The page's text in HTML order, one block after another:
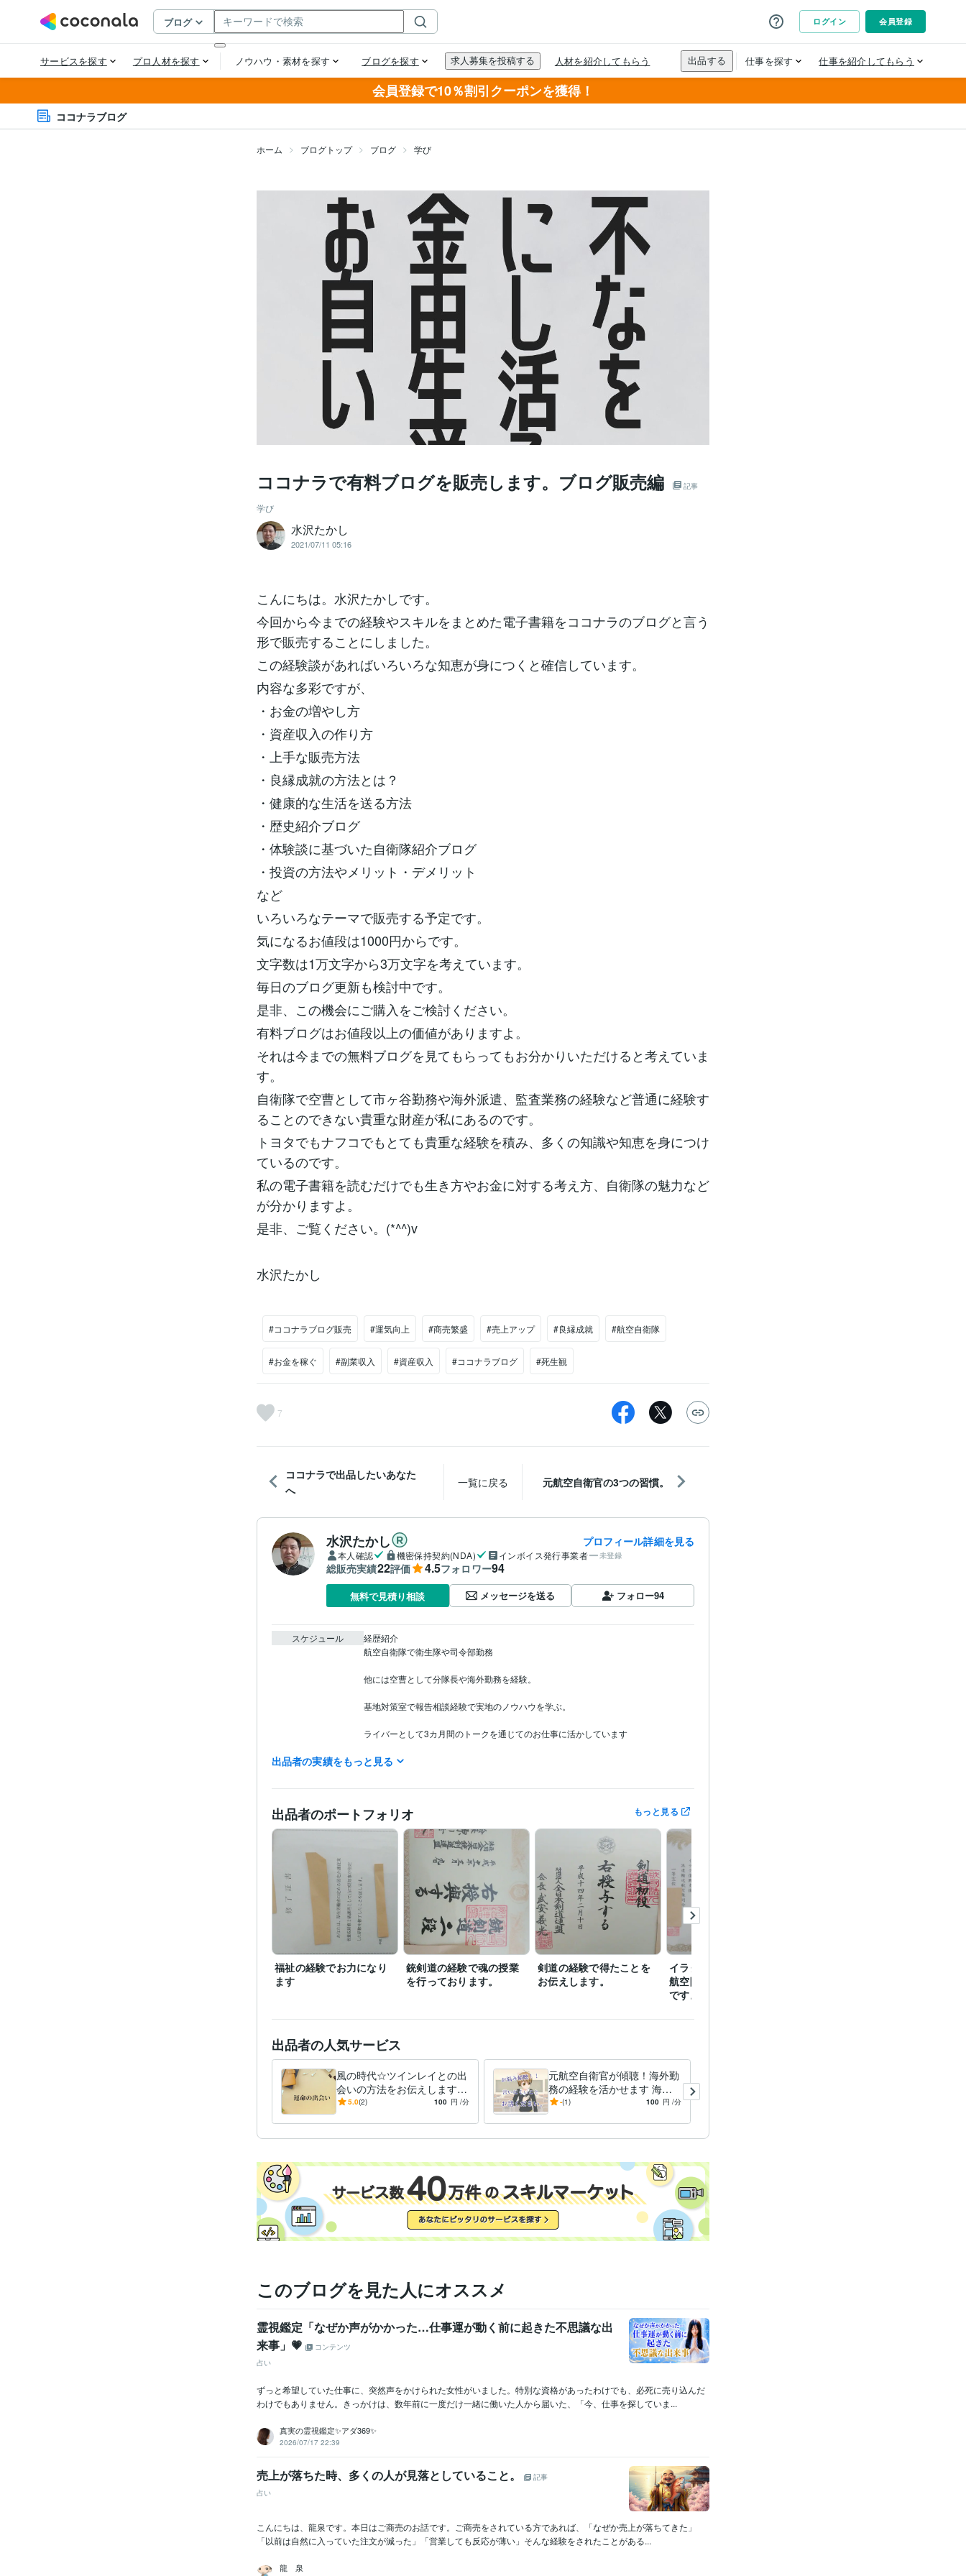
会員登録で10％割引クーポンを獲得！
ココナラブログ
ホーム ブログトップ ブログ 学び
ココナラで有料ブログを販売します。ブログ販売編 記事
学び
水沢たかし
2021/07/11 05:16
こんにちは。水沢たかしです。
今回から今までの経験やスキルをまとめた電子書籍をココナラのブログと言う
形で販売することにしました。
この経験談があればいろいろな知恵が身につくと確信しています。
内容な多彩ですが、
・お金の増やし方
・資産収入の作り方
・上手な販売方法
・良縁成就の方法とは？
・健康的な生活を送る方法
・歴史紹介ブログ
・体験談に基づいた自衛隊紹介ブログ
・投資の方法やメリット・デメリット
など
いろいろなテーマで販売する予定です。
気になるお値段は1000円からです。
文字数は1万文字から3万文字を考えています。
毎日のブログ更新も検討中です。
是非、この機会にご購入をご検討ください。
有料ブログはお値段以上の価値がありますよ。
それは今までの無料ブログを見てもらってもお分かりいただけると考えていま
す。
自衛隊で空曹として市ヶ谷勤務や海外派遣、監査業務の経験など普通に経験す
ることのできない貴重な財産が私にあるのです。
トヨタでもナフコでもとても貴重な経験を積み、多くの知識や知恵を身につけ
ているのです。
私の電子書籍を読むだけでも生き方やお金に対する考え方、自衛隊の魅力など
が分かりますよ。
是非、ご覧ください。(*^^)v
水沢たかし
#ココナラブログ販売 #運気向上 #商売繁盛 #売上アップ #良縁成就 #航空自衛隊
#お金を稼ぐ #副業収入 #資産収入 #ココナラブログ #死生観
7
ココナラで出品したいあなた
へ
一覧に戻る 元航空自衛官の3つの習慣。
水沢たかし プロフィール詳細を見る
本人確認 機密保持契約(NDA) インボイス発行事業者 未登録
総販売実績22評価 4.5フォロワー94
無料で見積り相談 メッセージを送る フォロー94
スケジュール
経歴紹介
航空自衛隊で衛生隊や司令部勤務
他には空曹として分隊長や海外勤務を経験。
基地対策室で報告相談経験で実地のノウハウを学ぶ。
ライバーとして3カ月間のトークを通じてのお仕事に活かしています
是非、プロフィールとブログなどをご覧ください。
転職経験多数あり。
航空自衛隊、行政の職員、建築業、飲食業、印刷業、ホームセンターの販売員、農
業、福祉関係、アパレル店員、大手自動車メーカーの総務課勤務、ホテルのフロント
業務、ボランティア活動、コピーライター、コンサルタントなどを経験しているので
あなたに役立つアドバイスができます。
豊富な人生経験と多数の資格あり☆彡
カウンセラーのお仕事に生かすことができます。
お悩みを相談したいという方はお気軽にお問い合わせください。
ご連絡お待ちしております。
Word2級
Excel3級
剣道初段 取得年 : 1999年
銃剣道二段 取得年 : 2001年
悩み相談・カウンセリング お悩みご不安をご相談で解消に努めます。
金運 運気向上 自衛隊 安定 コンサル 健康 寝不足解消
ストレス緩和
出品者の実績をもっと見る
出品者のポートフォリオ もっと見る
福祉の経験でお力になり
ます
銃剣道の経験で魂の授業
を行っております。
剣道の経験で得たことを
お伝えします。
イラク復興支援派遣輸送
航空隊の任務遂行の賞状
です。
出品者の人気サービス
風の時代☆ツインレイとの出
会いの方法をお伝えします
☆スピリチュアルな視点で風
5.0(2) 100 円 /分
元航空自衛官が傾聴！海外勤
務の経験を活かせます 海外
派遣経験であなたのお悩み傾
-(1) 100 円 /分
このブログを見た人にオススメ
霊視鑑定「なぜか声がかかった…仕事運が動く前に起きた不思議な出
来事」💗
コンテンツ
占い
ずっと希望していた仕事に、突然声をかけられた女性がいました。特別な資格があったわけでも、必死に売り込んだ
わけでもありません。きっかけは、数年前に一度だけ一緒に働いた人から届いた、「今、仕事を探していま...
真実の霊視鑑定✨アダ369✨
2026/07/17 22:39
売上が落ちた時、多くの人が見落としていること。
記事
占い
こんにちは、龍泉です。ㅤ本日はご商売のお話です。ㅤご商売をされている方であれば、ㅤ「なぜか売上が落ちてきた」
「以前は自然に入っていた注文が減った」「営業しても反応が薄い」ㅤそんな経験をされたことがある...
龍 泉